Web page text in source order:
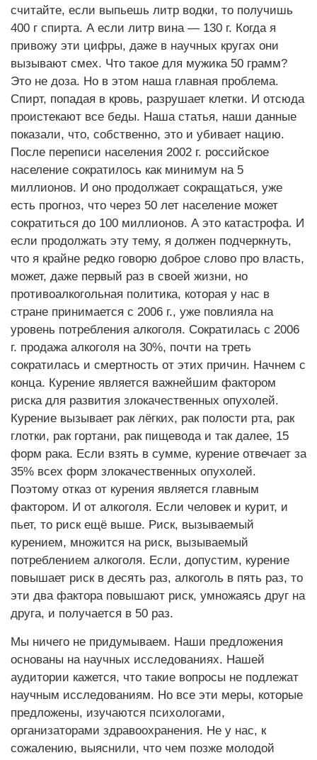
считайте, если выпьешь литр водки, то получишь
400 г спирта. А если литр вина — 130 г. Когда я
привожу эти цифры, даже в научных кругах они
вызывают смех. Что такое для мужика 50 грамм?
Это не доза. Но в этом наша главная проблема.
Спирт, попадая в кровь, разрушает клетки. И отсюда
проистекают все беды. Наша статья, наши данные
показали, что, собственно, это и убивает нацию.
После переписи населения 2002 г. российское
население сократилось как минимум на 5
миллионов. И оно продолжает сокращаться, уже
есть прогноз, что через 50 лет население может
сократиться до 100 миллионов. А это катастрофа. И
если продолжать эту тему, я должен подчеркнуть,
что я крайне редко говорю доброе слово про власть,
может, даже первый раз в своей жизни, но
противоалкогольная политика, которая у нас в
стране принимается с 2006 г., уже повлияла на
уровень потребления алкоголя. Сократилась с 2006
г. продажа алкоголя на 30%, почти на треть
сократилась и смертность от этих причин. Начнем с
конца. Курение является важнейшим фактором
риска для развития злокачественных опухолей.
Курение вызывает рак лёгких, рак полости рта, рак
глотки, рак гортани, рак пищевода и так далее, 15
форм рака. Если взять в сумме, курение отвечает за
35% всех форм злокачественных опухолей.
Поэтому отказ от курения является главным
фактором. И от алкоголя. Если человек и курит, и
пьет, то риск ещё выше. Риск, вызываемый
курением, множится на риск, вызываемый
потреблением алкоголя. Если, допустим, курение
повышает риск в десять раз, алкоголь в пять раз, то
эти два фактора повышают риск, умножаясь друг на
друга, и получается в 50 раз.
Мы ничего не придумываем. Наши предложения
основаны на научных исследованиях. Нашей
аудитории кажется, что такие вопросы не подлежат
научным исследованиям. Но все эти меры, которые
предложены, изучаются психологами,
организаторами здравоохранения. Не у нас, к
сожалению, выяснили, что чем позже молодой